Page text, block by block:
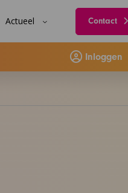
Actueel Contact
Inloggen